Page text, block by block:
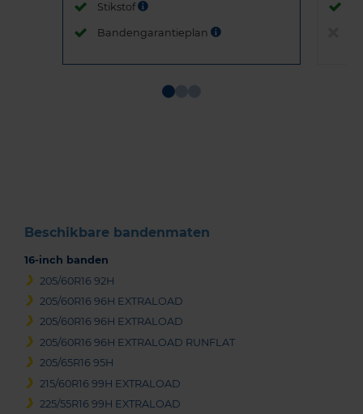
Stikstof
Bandengarantieplan
Beschikbare bandenmaten
16-inch banden
205/60R16 92H
205/60R16 96H EXTRALOAD
205/60R16 96H EXTRALOAD
205/60R16 96H EXTRALOAD RUNFLAT
205/65R16 95H
215/60R16 99H EXTRALOAD
225/55R16 99H EXTRALOAD